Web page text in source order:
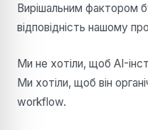
Вирішальним фактором
відповідність нашому
Ми не хотіли, щоб AI-
Ми хотіли, щоб він
workflow.